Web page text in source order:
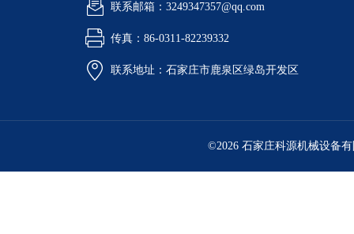
联系邮箱：3249347357@qq.com
传真：86-0311-82239332
联系地址：石家庄市鹿泉区绿岛开发区
©2026 石家庄科源机械设备